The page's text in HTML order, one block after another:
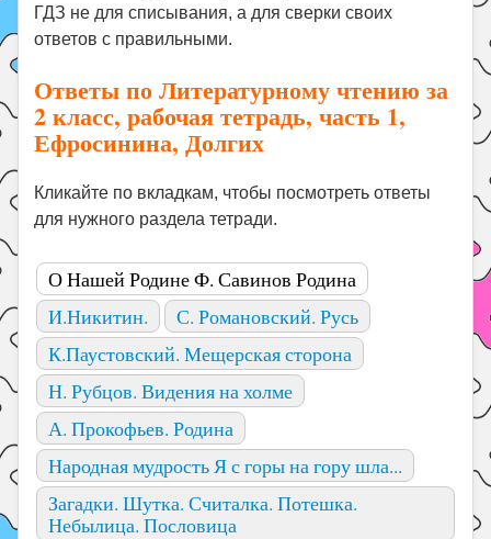
ГДЗ не для списывания, а для сверки своих
ответов с правильными.
Ответы по Литературному чтению за
2 класс, рабочая тетрадь, часть 1,
Ефросинина, Долгих
Кликайте по вкладкам, чтобы посмотреть ответы
для нужного раздела тетради.
О Нашей Родине Ф. Савинов Родина
И.Никитин.
С. Романовский. Русь
К.Паустовский. Мещерская сторона
Н. Рубцов. Видения на холме
А. Прокофьев. Родина
Народная мудрость Я с горы на гору шла...
Загадки. Шутка. Считалка. Потешка.
Небылица. Пословица